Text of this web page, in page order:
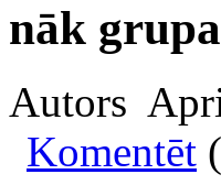
nāk
Autors
Komentēt